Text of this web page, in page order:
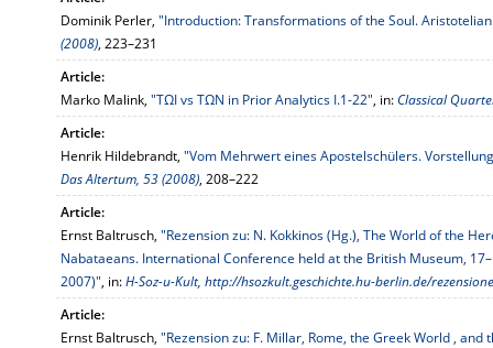
Dominik Perler, "Introduction: Transformations of the Soul.
(2008), 223–231
Article:
Marko Malink, "ΤΩΙ vs ΤΩΝ in Prior Analytics I.1-22", in:Classical
Article:
Henrik Hildebrandt, "Vom Mehrwert eines Apostelschülers.
Das Altertum, 53 (2008), 208–222
Article:
Ernst Baltrusch, "Rezension zu: N. Kokkinos (Hg.), The World of the
Nabataeans. International Conference held at the British Museum,
2007)", in:H-Soz-u-Kult, http://hsozkult.geschichte.hu-berlin.de/
Article:
Ernst Baltrusch, "Rezension zu: F. Millar, Rome, the Greek World , and